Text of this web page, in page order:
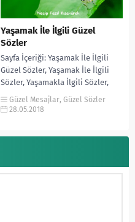
Yaşamak İle İlgili Güzel
Sözler
Sayfa İçeriği: Yaşamak İle İlgili
Güzel Sözler, Yaşamak İle İlgili
Sözler, Yaşamakla İlgili Sözler,
Yaşam İle İlgili Sözler Mevlana,
Yaşamak...
Güzel Mesajlar, Güzel Sözler
28.05.2018